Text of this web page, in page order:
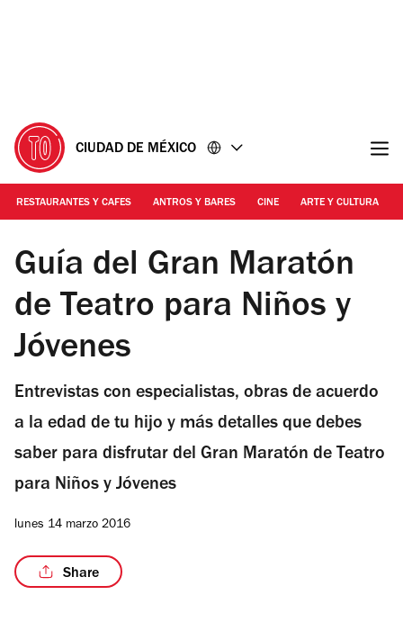
CIUDAD DE MÉXICO
RESTAURANTES Y CAFES ANTROS Y BARES CINE ARTE Y CULTURA
Foto: Cortesía INBA
Guía del Gran Maratón
de Teatro para Niños y
Jóvenes
Entrevistas con especialistas, obras de acuerdo
a la edad de tu hijo y más detalles que debes
saber para disfrutar del Gran Maratón de Teatro
para Niños y Jóvenes
lunes 14 marzo 2016
Share